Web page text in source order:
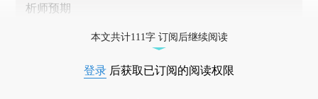
析师预期
本文共计111字 订阅后继续阅读
登录 后获取已订阅的阅读权限